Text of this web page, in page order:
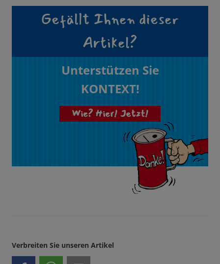
Gefällt Ihnen dieser
Artikel?
Unterstützen Sie
KONTEXT!
Wie? Hier! Jetzt!
Verbreiten Sie unseren Artikel